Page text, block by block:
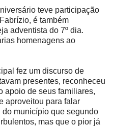
teve participação
é também
adventista do 7º dia.
homenagens ao
fez um discurso de
presentes, reconheceu
apoio de seus familiares,
aproveitou para falar
município que segundo
mas que o pior já